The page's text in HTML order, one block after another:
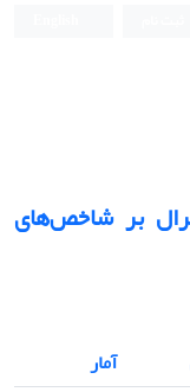
بر شاخص‌های
آمار